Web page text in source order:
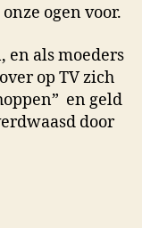
ogen voor.
en als moeders
op TV zich
en geld
door